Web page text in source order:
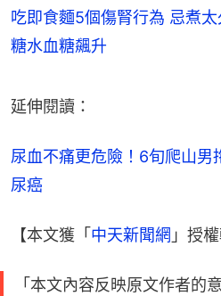
吃即食麵5個傷腎行為 忌煮
糖水血糖飆升
延伸閱讀：
尿血不痛更危險！6旬爬山
尿癌
【本文獲「 中天新聞網 」授
「本文內容反映原文作者的